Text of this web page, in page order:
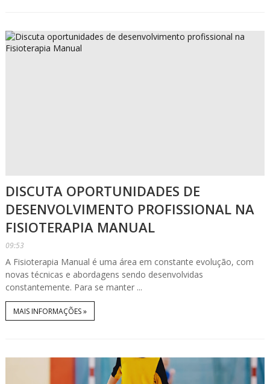
DISCUTA OPORTUNIDADES DE
DESENVOLVIMENTO PROFISSIONAL NA
FISIOTERAPIA MANUAL
09:53
A Fisioterapia Manual é uma área em constante evolução, com
novas técnicas e abordagens sendo desenvolvidas
constantemente. Para se manter ...
MAIS INFORMAÇÕES »